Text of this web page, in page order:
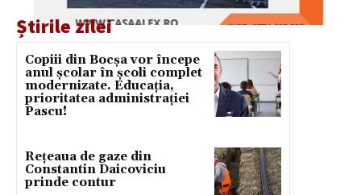
Știrile zilei
Copiii din Bocșa vor începe
anul școlar în școli complet
modernizate. Educația,
prioritatea administrației
Pascu!
Rețeaua de gaze din
Constantin Daicoviciu
prinde contur